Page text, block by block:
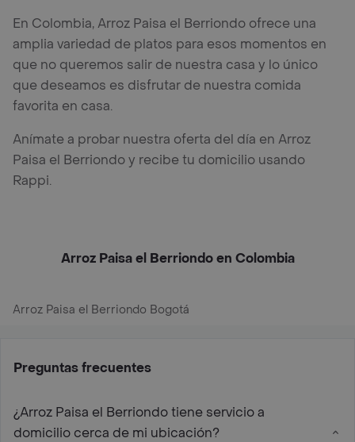
En Colombia, Arroz Paisa el Berriondo ofrece una
amplia variedad de platos para esos momentos en
que no queremos salir de nuestra casa y lo único
que deseamos es disfrutar de nuestra comida
favorita en casa.
Anímate a probar nuestra oferta del día en Arroz
Paisa el Berriondo y recibe tu domicilio usando
Rappi.
Arroz Paisa el Berriondo en Colombia
Arroz Paisa el Berriondo Bogotá
Preguntas frecuentes
¿Arroz Paisa el Berriondo tiene servicio a
domicilio cerca de mi ubicación?